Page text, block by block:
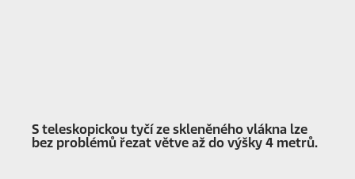
S teleskopickou tyčí ze skleněného vlákna lze
bez problémů řezat větve až do výšky 4 metrů.